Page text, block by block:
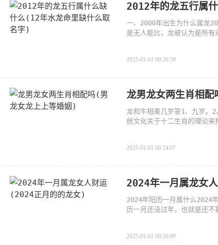
2012年的龙五行属
一、2000年出生为什么属龙
是无人能比，龙被认为是所
2025-01-01 00:20:59
龙男龙女两生肖相
龙和牛相差几岁答1、九岁。
统文化关于十二生肖的理论
2025-01-01 00:24:07
2024年一月属龙女
2024年阳历一月属什么2024
历一月还没过年，也就是还
2025-01-01 00:26:09